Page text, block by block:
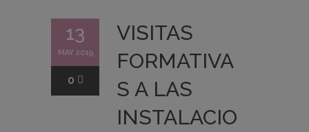
13
MAY 2019
0
VISITAS
FORMATIVA
S A LAS
INSTALACIO